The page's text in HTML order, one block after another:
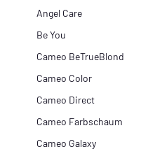
Angel Care
Be You
Cameo BeTrueBlond
Cameo Color
Cameo Direct
Cameo Farbschaum
Cameo Galaxy